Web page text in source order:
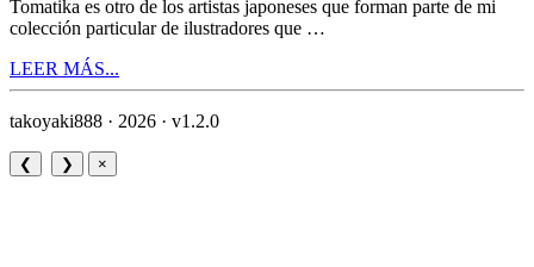
Tomatika es otro de los artistas japoneses que forman parte de mi
colección particular de ilustradores que …
LEER MÁS...
takoyaki888 · 2026 · v1.2.0
❮ ❯ ×